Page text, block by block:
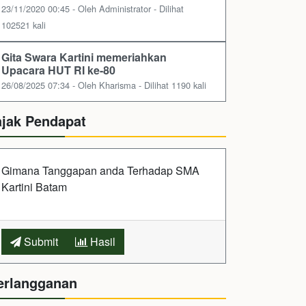
23/11/2020 00:45 - Oleh Administrator - Dilihat
102521 kali
Gita Swara Kartini memeriahkan
Upacara HUT RI ke-80
26/08/2025 07:34 - Oleh Kharisma - Dilihat 1190 kali
Pendapat
Gimana Tanggapan anda Terhadap SMA
Kartini Batam
Submit Hasil